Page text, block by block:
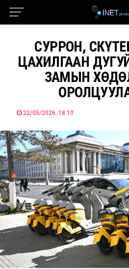
СУРРОН,
ЦАХИЛГААН
ЗАМЫН
22/05/2026, 18:10